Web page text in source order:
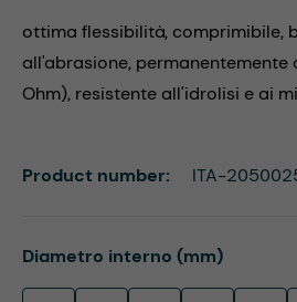
ottima flessibilità, comprimibile,
all'abrasione, permanentemente
Ohm), resistente all'idrolisi e ai
Select
Diametro interno (mm)
Product number: ITA-